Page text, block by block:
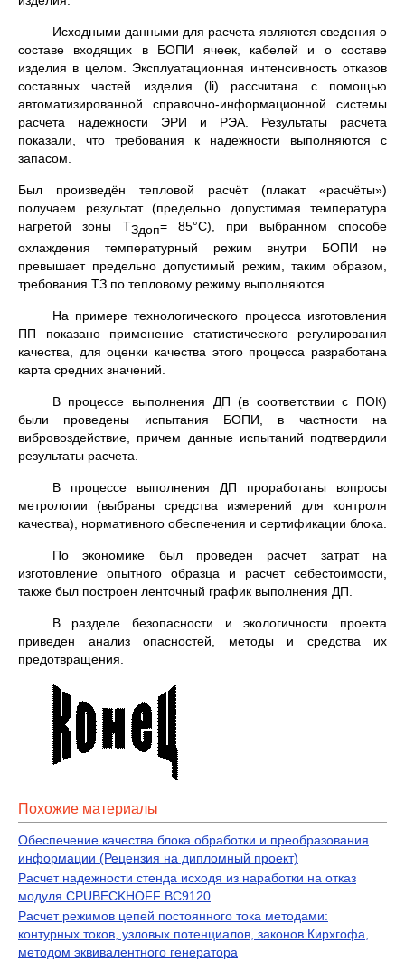
Исходными данными для расчета являются сведения о
составе входящих в БОПИ ячеек, кабелей и о составе
изделия в целом. Эксплуатационная интенсивность отказов
составных частей изделия (li) рассчитана с помощью
автоматизированной справочно-информационной системы
расчета надежности ЭРИ и РЭА. Результаты расчета
показали, что требования к надежности выполняются с
запасом.
Был произведён тепловой расчёт (плакат «расчёты»)
получаем результат (предельно допустимая температура
нагретой зоны ТЗдоп= 85°С), при выбранном способе
охлаждения температурный режим внутри БОПИ не
превышает предельно допустимый режим, таким образом,
требования ТЗ по тепловому режиму выполняются.
На примере технологического процесса изготовления
ПП показано применение статистического регулирования
качества, для оценки качества этого процесса разработана
карта средних значений.
В процессе выполнения ДП (в соответствии с ПОК)
были проведены испытания БОПИ, в частности на
вибровоздействие, причем данные испытаний подтвердили
результаты расчета.
В процессе выполнения ДП проработаны вопросы
метрологии (выбраны средства измерений для контроля
качества), нормативного обеспечения и сертификации блока.
По экономике был проведен расчет затрат на
изготовление опытного образца и расчет себестоимости,
также был построен ленточный график выполнения ДП.
В разделе безопасности и экологичности проекта
приведен анализ опасностей, методы и средства их
предотвращения.
Похожие материалы
Обеспечение качества блока обработки и преобразования
информации (Рецензия на дипломный проект)
Расчет надежности стенда исходя из наработки на отказ
модуля CPUBECKHOFF BC9120
Расчет режимов цепей постоянного тока методами:
контурных токов, узловых потенциалов, законов Кирхгофа,
методом эквивалентного генератора